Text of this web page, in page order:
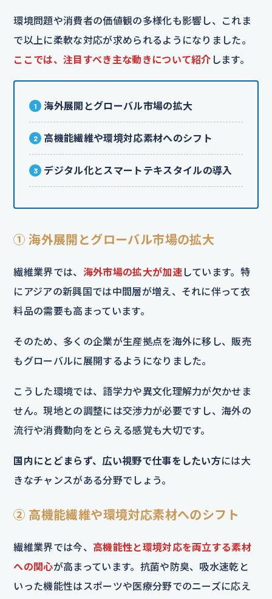
環境問題や消費者の価値観の多様化も影響し、これま
で以上に柔軟な対応が求められるようになりました。
ここでは、注目すべき主な動きについて紹介 します。
海外展開とグローバル市場の拡大
高機能繊維や環境対応素材へのシフト
デジタル化とスマートテキスタイルの導入
① 海外展開とグローバル市場の拡大
繊維業界では、 海外市場の拡大が加速しています。特
にアジアの新興国では中間層が増え、それに伴って衣
料品の需要も高まっています。
そのため、多くの企業が生産拠点を海外に移し、販売
もグローバルに展開するようになりました。
こうした環境では、語学力や異文化理解力が欠かせま
せん。現地との調整には交渉力が必要ですし、海外の
流行や消費動向をとらえる感覚も大切です。
国内にとどまらず、広い視野で仕事をしたい方には大
きなチャンスがある分野でしょう。
② 高機能繊維や環境対応素材へのシフト
繊維業界では今、 高機能性と環境対応を両立する素材
への関心が高まっています。抗菌や防臭、吸水速乾と
いった機能性はスポーツや医療分野でのニーズに応え